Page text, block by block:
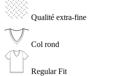
Qualité extra-fine
Col rond
Regular Fit